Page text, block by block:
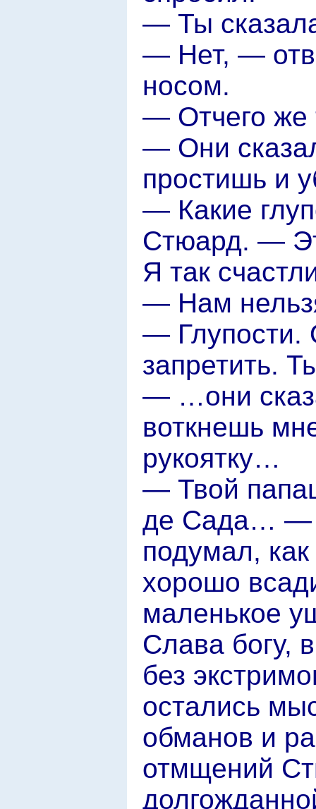
— Ты
— Нет, —
носом.
— Отчего же
— Они
простишь и
— Какие
Стюард. —
Я так
— Нам
— Глупости.
запретить.
— …они
воткнешь
рукоятку…
— Твой
де Сада… —
подумал,
хорошо
маленькое
Слава богу,
без
остались
обманов и
отмщений